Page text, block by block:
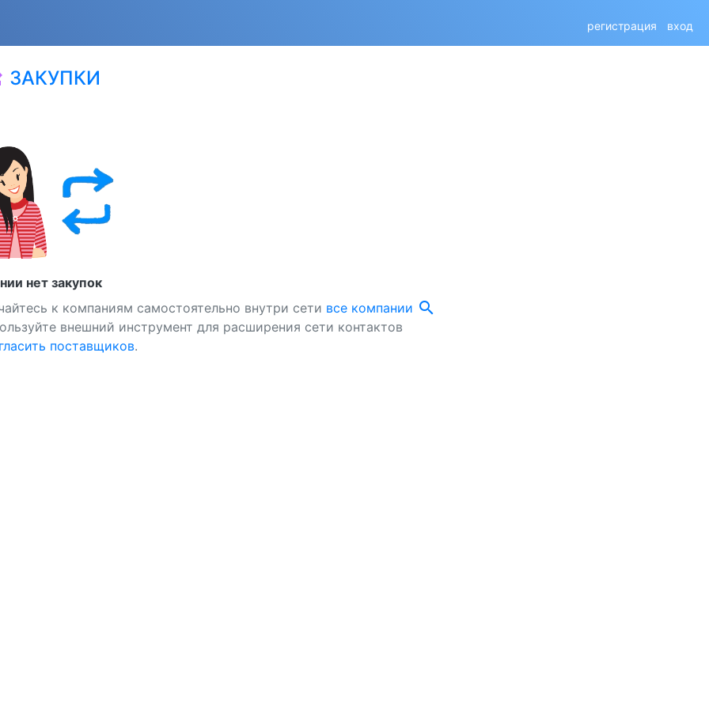
регистрация вход
ЗАКУПКИ
нет закупок
к компаниям самостоятельно внутри сети все компании search
внешний инструмент для расширения сети контактов
поставщиков.